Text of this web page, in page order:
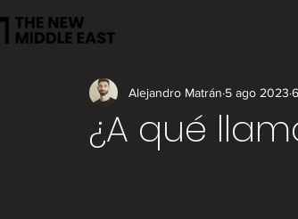
¿A qué
Alejandro Matrán 5 ago 2023